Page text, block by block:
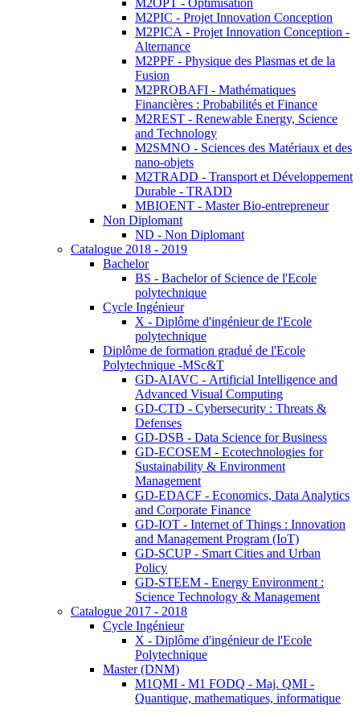
M2OPT - Optimisation
M2PIC - Projet Innovation Conception
M2PICA - Projet Innovation Conception -
Alternance
M2PPF - Physique des Plasmas et de la
Fusion
M2PROBAFI - Mathématiques
Financières : Probabilités et Finance
M2REST - Renewable Energy, Science
and Technology
M2SMNO - Sciences des Matériaux et des
nano-objets
M2TRADD - Transport et Développement
Durable - TRADD
MBIOENT - Master Bio-entrepreneur
Non Diplomant
ND - Non Diplomant
Catalogue 2018 - 2019
Bachelor
BS - Bachelor of Science de l'Ecole
polytechnique
Cycle Ingénieur
X - Diplôme d'ingénieur de l'Ecole
polytechnique
Diplôme de formation gradué de l'Ecole
Polytechnique -MSc&T
GD-AIAVC - Artificial Intelligence and
Advanced Visual Computing
GD-CTD - Cybersecurity : Threats &
Defenses
GD-DSB - Data Science for Business
GD-ECOSEM - Ecotechnologies for
Sustainability & Environment
Management
GD-EDACF - Economics, Data Analytics
and Corporate Finance
GD-IOT - Internet of Things : Innovation
and Management Program (IoT)
GD-SCUP - Smart Cities and Urban
Policy
GD-STEEM - Energy Environment :
Science Technology & Management
Catalogue 2017 - 2018
Cycle Ingénieur
X - Diplôme d'ingénieur de l'Ecole
Polytechnique
Master (DNM)
M1QMI - M1 FODQ - Maj. QMI -
Quantique, mathematiques, informatique